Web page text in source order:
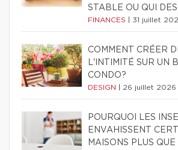
STABLE OU QUI
FINANCES 31 juillet
COMMENT CRÉER
L'INTIMITÉ SUR UN
CONDO?
DESIGN 26 juillet 2026
POURQUOI LES
ENVAHISSENT
MAISONS PLUS